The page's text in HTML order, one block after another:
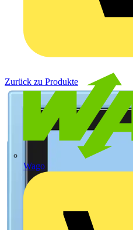
Wago
Zurück zu Produkte